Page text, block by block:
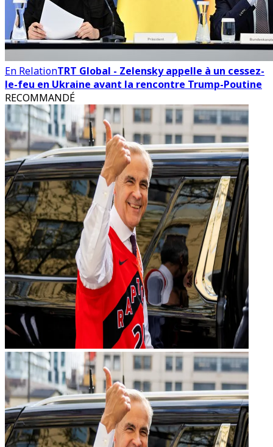
En RelationTRT Global - Zelensky appelle à un cessez-
le-feu en Ukraine avant la rencontre Trump-Poutine
RECOMMANDÉ